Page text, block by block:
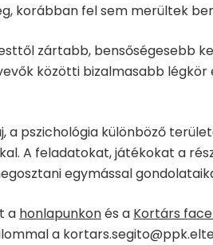
korábban fel sem merültek
zártabb, bensőségesebb
közötti bizalmasabb
a pszichológia különböző
A feladatokat, játékokat a
egymással
a honlapunkonés a Kortárs
a